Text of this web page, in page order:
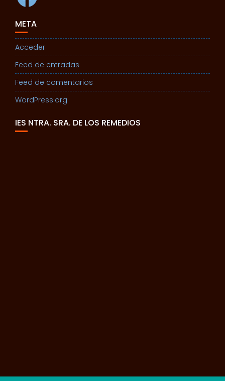
META
Acceder
Feed de entradas
Feed de comentarios
WordPress.org
IES NTRA. SRA. DE LOS REMEDIOS